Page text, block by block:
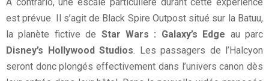
est prévue. Il s’agit de Black Spire Outpost situé sur la Batuu,
la planète fictive de Star Wars : Galaxy’s Edge au parc
Disney’s Hollywood Studios. Les passagers de l’Halcyon
seront donc plongés effectivement dans l’univers canon dès